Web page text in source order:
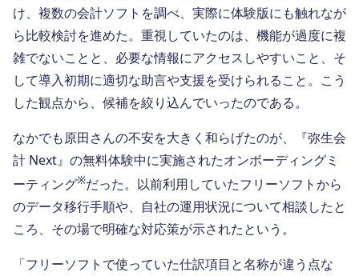
け、複数の会計ソフトを調べ、実際に体験版にも触れなが
ら比較検討を進めた。重視していたのは、機能が過度に複
雑でないことと、必要な情報にアクセスしやすいこと、そ
して導入初期に適切な助言や支援を受けられること。こう
した観点から、候補を絞り込んでいったのである。
なかでも原田さんの不安を大きく和らげたのが、『弥生会
計 Next』の無料体験中に実施されたオンボーディングミ
ーティング※だった。以前利用していたフリーソフトから
のデータ移行手順や、自社の運用状況について相談したと
ころ、その場で明確な対応策が示されたという。
「フリーソフトで使っていた仕訳項目と名称が違う点な